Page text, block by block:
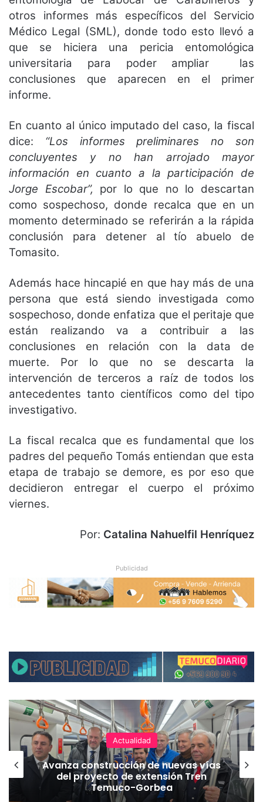
otros informes más específicos del Servicio
Médico Legal (SML), donde todo esto llevó a
que se hiciera una pericia entomológica
universitaria para poder ampliar las
conclusiones que aparecen en el primer
informe.
En cuanto al único imputado del caso, la fiscal
dice: “Los informes preliminares no son
concluyentes y no han arrojado mayor
información en cuanto a la participación de
Jorge Escobar”, por lo que no lo descartan
como sospechoso, donde recalca que en un
momento determinado se referirán a la rápida
conclusión para detener al tío abuelo de
Tomasito.
Además hace hincapié en que hay más de una
persona que está siendo investigada como
sospechoso, donde enfatiza que el peritaje que
están realizando va a contribuir a las
conclusiones en relación con la data de
muerte. Por lo que no se descarta la
intervención de terceros a raíz de todos los
antecedentes tanto científicos como del tipo
investigativo.
La fiscal recalca que es fundamental que los
padres del pequeño Tomás entiendan que esta
etapa de trabajo se demore, es por eso que
decidieron entregar el cuerpo el próximo
viernes.
Por: Catalina Nahuelfil Henríquez
Publicidad
Actualidad
Avanza construcción de nuevas vías
del proyecto de extensión Tren
Temuco-Gorbea